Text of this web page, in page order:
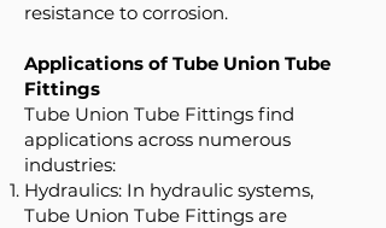
resistance to corrosion.
Applications of Tube Union Tube
Fittings
Tube Union Tube Fittings find
applications across numerous
industries:
Hydraulics: In hydraulic systems,
Tube Union Tube Fittings are